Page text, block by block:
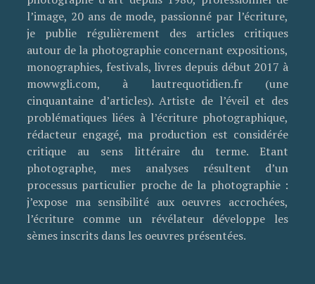
l’image, 20 ans de mode, passionné par l’écriture,
je publie régulièrement des articles critiques
autour de la photographie concernant expositions,
monographies, festivals, livres depuis début 2017 à
mowwgli.com, à lautrequotidien.fr (une
cinquantaine d’articles). Artiste de l’éveil et des
problématiques liées à l’écriture photographique,
rédacteur engagé, ma production est considérée
critique au sens littéraire du terme. Etant
photographe, mes analyses résultent d’un
processus particulier proche de la photographie :
j’expose ma sensibilité aux oeuvres accrochées,
l’écriture comme un révélateur développe les
sèmes inscrits dans les oeuvres présentées.